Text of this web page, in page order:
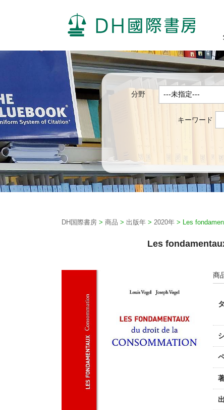
分野
キーワード
DH国際書房 > 商品 > 出版年 > 2020年 > Les
Les
商